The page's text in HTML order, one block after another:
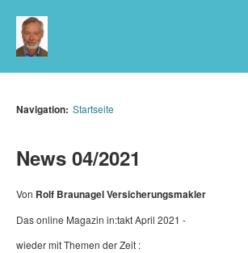
Navigation: Startseite
News 04/2021
Von Rolf Braunagel Versicherungsmakler
Das online Magazin in:takt April 2021 -
wieder mit Themen der Zeit :